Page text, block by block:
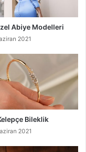
Abiye Modelleri
2021
Bileklik
2021